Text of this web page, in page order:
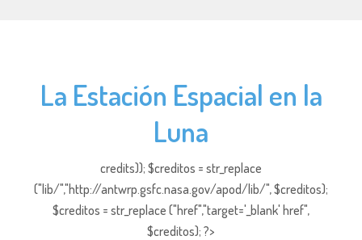
La Estación Espacial en la
Luna
credits)); $creditos = str_replace
("lib/","http://antwrp.gsfc.nasa.gov/apod/lib/", $creditos);
$creditos = str_replace ("href","target='_blank' href",
$creditos); ?>